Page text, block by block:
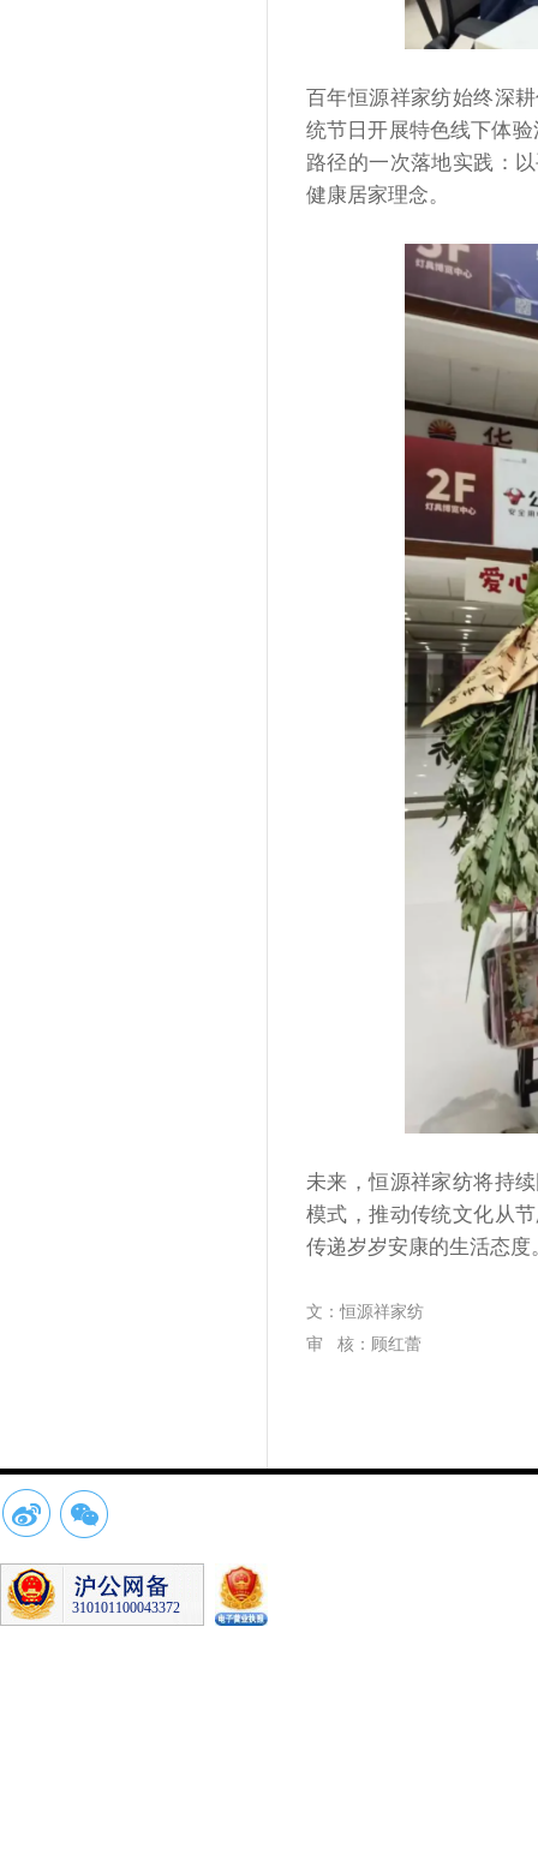
百年恒源祥家纺始终深
统节日开展特色线下体
路径的一次落地实践：
健康居家理念。
未来，恒源祥家纺将持
模式，推动传统文化从
传递岁岁安康的生活态度
文：恒源祥家纺
审
核：顾红蕾
310101100043372